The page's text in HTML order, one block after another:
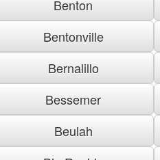
Benton
Bentonville
Bernalillo
Bessemer
Beulah